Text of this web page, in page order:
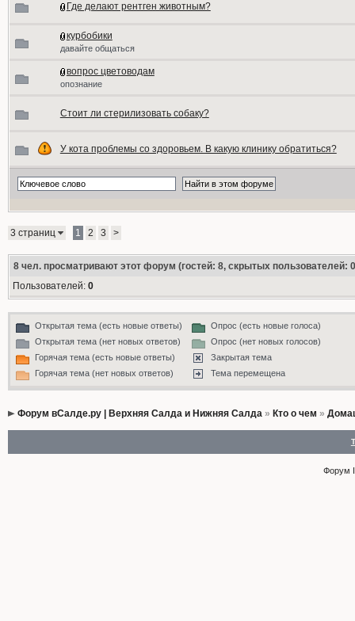
Где делают рентген животным?
курбобики
давайте общаться
вопрос цветоводам
опознание
Стоит ли стерилизовать собаку?
У кота проблемы со здоровьем. В какую клинику обратиться?
3 страниц 1 2 3 >
8чел. просматривают этот форум (гостей: 8, скрытых пользователей:
Пользователей: 0
Открытая тема (есть новые ответы)
Открытая тема (нет новых ответов)
Горячая тема (есть новые ответы)
Горячая тема (нет новых ответов)
Опрос (есть новые голоса)
Опрос (нет новых голосов)
Закрытая тема
Тема перемещена
Форум вСалде.ру | Верхняя Салда и Нижняя Салда» Кто о чем »
Форум